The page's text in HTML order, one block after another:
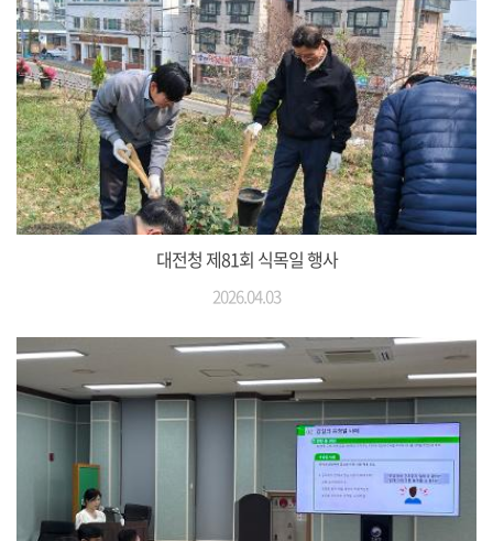
대전청 제81회 식목일 행사
2026.04.03